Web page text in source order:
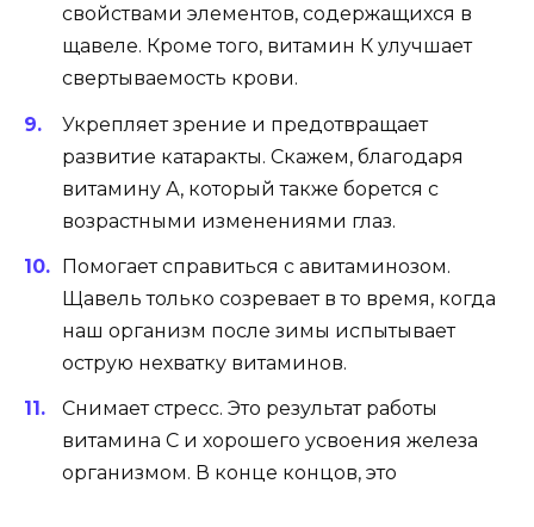
свойствами элементов, содержащихся в
щавеле. Кроме того, витамин К улучшает
свертываемость крови.
Укрепляет зрение и предотвращает
развитие катаракты. Скажем, благодаря
витамину А, который также борется с
возрастными изменениями глаз.
Помогает справиться с авитаминозом.
Щавель только созревает в то время, когда
наш организм после зимы испытывает
острую нехватку витаминов.
Снимает стресс. Это результат работы
витамина С и хорошего усвоения железа
организмом. В конце концов, это